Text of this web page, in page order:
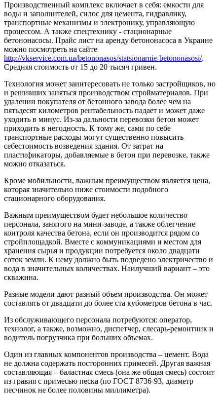
Производственный комплекс включает в себя: емкости для
воды и заполнителей, силос для цемента, гидравлику,
транспортные механизмы и электронику, управляющую
процессом. А также спецтехнику - стационарные
бетононасосы. Прайс лист на аренду бетононасоса в Украине
можно посмотреть на сайте
http://vkservice.com.ua/betononasos/statsionarnie-betononasosi/.
Средняя стоимость от 15 до 20 тысяч гривен.
Технология может заинтересовать не только застройщиков, но
и решивших заняться производством стройматериалов. При
удалении покупателя от бетонного завода более чем на
пятьдесят километров рентабельность падает и может даже
уходить в минус. Из-за дальности перевозки бетон может
приходить в негодность. К тому же, сами по себе
транспортные расходы могут существенно повысить
себестоимость возведения здания. От затрат на
пластификаторы, добавляемые в бетон при перевозке, также
можно отказаться.
Кроме мобильности, важным преимуществом является цена,
которая значительно ниже стоимости подобного
стационарного оборудования.
Важным преимуществом будет небольшое количество
персонала, занятого на мини-заводе, а также облегчение
контроля качества бетона, если он производится рядом со
стройплощадкой. Вместе с коммуникациями и местом для
хранения сырья и продукции потребуется около двадцати
соток земли. К нему должно быть подведено электричество и
вода в значительных количествах. Наилучший вариант – это
скважина.
Разные модели дают разный объем производства. Он может
составлять от двадцати до более ста кубометров бетона в час.
Из обслуживающего персонала потребуются: оператор,
технолог, а также, возможно, диспетчер, слесарь-ремонтник и
водитель погрузчика при больших объемах.
Один из главных компонентов производства – цемент. Вода
не должна содержать посторонних примесей. Другая важная
составляющая – баластная смесь (она же общая смесь) состоит
из гравия с примесью песка (по ГОСТ 8736-93, диаметр
песчинок не более половины миллиметра).